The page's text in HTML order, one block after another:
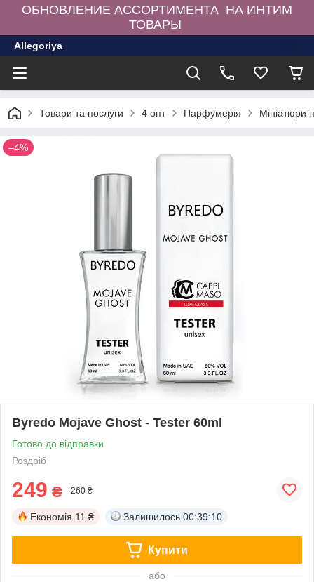
ОБНОВЛЕНИЕ АССОРТИМЕНТА НА ИНТИМ
ТОВАРЫ
Allegoriya
Товари та послуги 4 опт Парфумерія Мініатюри
–4%
Byredo Mojave Ghost - Tester 60ml
Готово до відправки
Роздріб
249 ₴ 260 ₴
Економія 11 ₴ Залишилось 00:39:10
Купити
або